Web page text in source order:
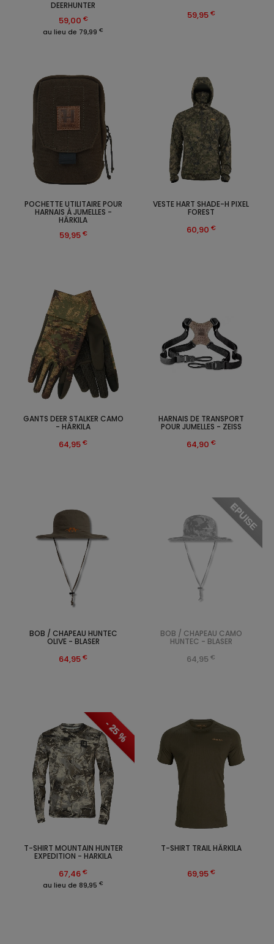
T-SHIRT TRAIL HÄRKILA
69,95 €
DEERHUNTER
59,00 €
au lieu de 79,99 €
59,95 €
GANTS DEER STALKER CAMO
- HÄRKILA
64,95 €
- 25 %
T-SHIRT MOUNTAIN HUNTER
EXPEDITION - HARKILA
67,46 €
au lieu de 89,95 €
HARNAIS DE TRANSPORT
POUR JUMELLES - ZEISS
64,90 €
POCHETTE UTILITAIRE POUR
HARNAIS À JUMELLES -
HÄRKILA
59,95 €
BOB / CHAPEAU HUNTEC
OLIVE - BLASER
64,95 €
EPUISE
BOB / CHAPEAU CAMO
HUNTEC - BLASER
64,95 €
VESTE HART SHADE-H PIXEL
FOREST
60,90 €